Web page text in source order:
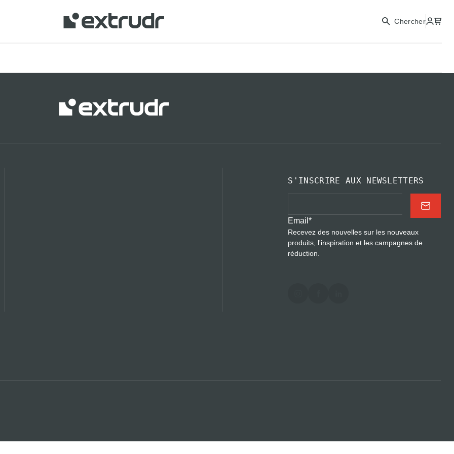
Chercher
S'INSCRIRE AUX NEWSLETTERS
Email*
Recevez des nouvelles sur les nouveaux
produits, l'inspiration et les campagnes de
réduction.